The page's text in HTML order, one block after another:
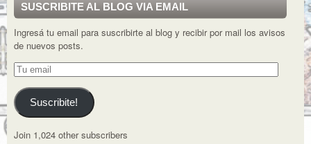
SUSCRIBITE AL BLOG VIA EMAIL
Ingresá tu email para suscribirte al blog y recibir por mail los avisos
de nuevos posts.
Tu
email
Suscribite!
Join 1,024 other subscribers